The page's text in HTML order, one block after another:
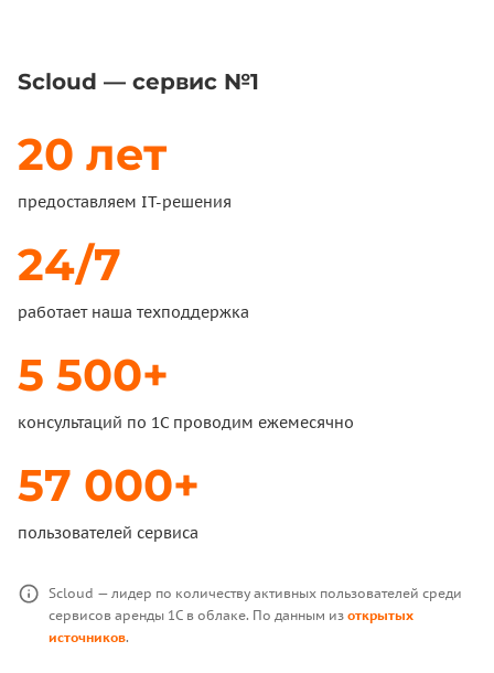
Scloud — сервис №1
20 лет
предоставляем IT-решения
24/7
работает наша техподдержка
5 500+
консультаций по 1С проводим ежемесячно
57 000+
пользователей сервиса
Scloud — лидер по количеству активных пользователей среди
сервисов аренды 1С в облаке. По данным из открытых
источников.